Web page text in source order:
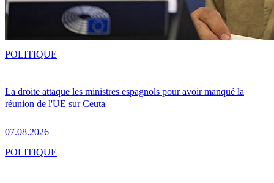
La droite attaque les ministres espagnols pour avoir manqué la
réunion de l'UE sur Ceuta
07.08.2026
POLITIQUE
POLITIQUE